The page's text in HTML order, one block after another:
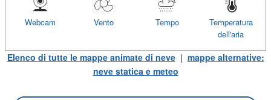
Temperatura
dell'aria
Tempo
Vento
Webcam
Elenco di tutte le mappe animate di neve| mappe alternative:
neve statica e meteo